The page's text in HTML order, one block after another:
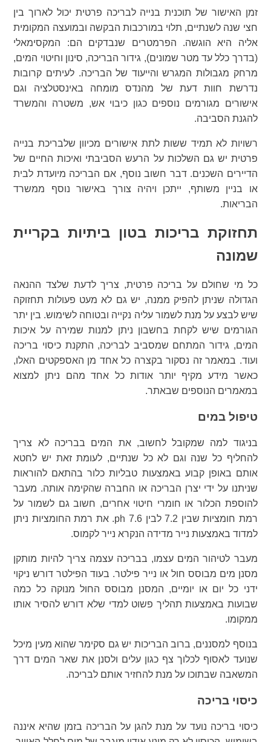
זמן האישור של תוכנית בנייה לבריכה פרטית יכול לארוך בין
חצי שנה לשנתיים, תלוי במורכבות הבקשה ובמועצה המקומית
אליה היא הוגשה. הפרמטרים שנבדקים הם: המקסימאלי
(בדרך כלל עד מטר שמונים), גידור הבריכה, סינון וחיטוי המים,
מרחק מגבולות המגרש והייעוד של הבריכה. לעיתים קרובות
נדרשת חוות דעת של מהנדס מומחה באינסטלציה וגם
אישורים מגורמים נוספים כגון כיבוי אש, משטרה והמשרד
להגנת הסביבה.
רשויות לא תמיד ששות לתת אישורים מכיוון שלבריכת בנייה
פרטית יש גם השלכות על הרעש הסביבתי ואיכות החיים של
הדיירים השכנים. דבר חשוב נוסף, אם הבריכה מיועדת לבית
או בניין משותף, ייתכן ויהיה צורך באישור נוסף ממשרד
הבריאות.
תחזוקת בריכות בטון ביתיות בקריית
שמונה
כל מי שחולם על בריכה פרטית, צריך לדעת שלצד ההנאה
הגדולה שניתן להפיק ממנה, יש גם לא מעט פעולות תחזוקה
שיש לבצע על מנת לשמור עליה נקייה ובטוחה לשימוש. בין יתר
הגורמים שיש לקחת בחשבון ניתן למנות שמירה על איכות
המים, גידור המתחם שמסביב לבריכה, התקנת כיסוי בריכה
ועוד. במאמר זה נסקור בקצרה כל אחד מן האספקטים האלו,
כאשר מידע מקיף יותר אודות כל אחד מהם ניתן למצוא
במאמרים הנוספים שבאתר.
טיפול במים
בניגוד למה שמקובל לחשוב, את המים בבריכה לא צריך
להחליף כל שנה וגם לא כל שנתיים, לעומת זאת יש לחטא
אותם באופן קבוע באמצעות טבליות כלור בהתאם להוראות
שניתנו על ידי יצרן הבריכה או החברה שהקימה אותה. מעבר
להוספת הכלור או חומרי חיטוי אחרים, חשוב גם לשמור על
רמת חומציות שבין 7.2 לבין 7.6 ph. את רמת החומציות ניתן
למדוד באמצעות נייר מדידה הנקרא נייר לקמוס.
מעבר לטיהור המים עצמו, בבריכה עצמה צריך להיות מותקן
מסנן מים מבוסס חול או נייר פילטר. בעוד הפילטר דורש ניקוי
ידני כל יום או יומיים, המסנן מבוסס החול מנוקה כל כמה
שבועות באמצעות תהליך פשוט למדי שלא דורש להסיר אותו
ממקומו.
בנוסף למסננים, ברוב הבריכות יש גם סקימר שהוא מעין מיכל
שנועד לאסוף לכלוך צף כגון עלים ולסנן את שאר המים דרך
המשאבה שבתוכו על מנת להחזיר אותם לבריכה.
כיסוי בריכה
כיסוי בריכה נועד על מנת להגן על הבריכה בזמן שהיא איננה